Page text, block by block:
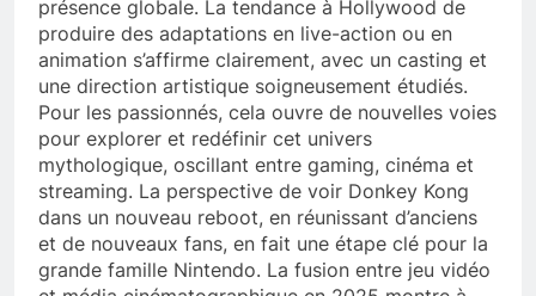
présence globale. La tendance à Hollywood de
produire des adaptations en live-action ou en
animation s’affirme clairement, avec un casting et
une direction artistique soigneusement étudiés.
Pour les passionnés, cela ouvre de nouvelles voies
pour explorer et redéfinir cet univers
mythologique, oscillant entre gaming, cinéma et
streaming. La perspective de voir Donkey Kong
dans un nouveau reboot, en réunissant d’anciens
et de nouveaux fans, en fait une étape clé pour la
grande famille Nintendo. La fusion entre jeu vidéo